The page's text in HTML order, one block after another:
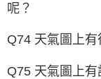
呢？
Q74 天氣圖上
Q75 天氣圖上